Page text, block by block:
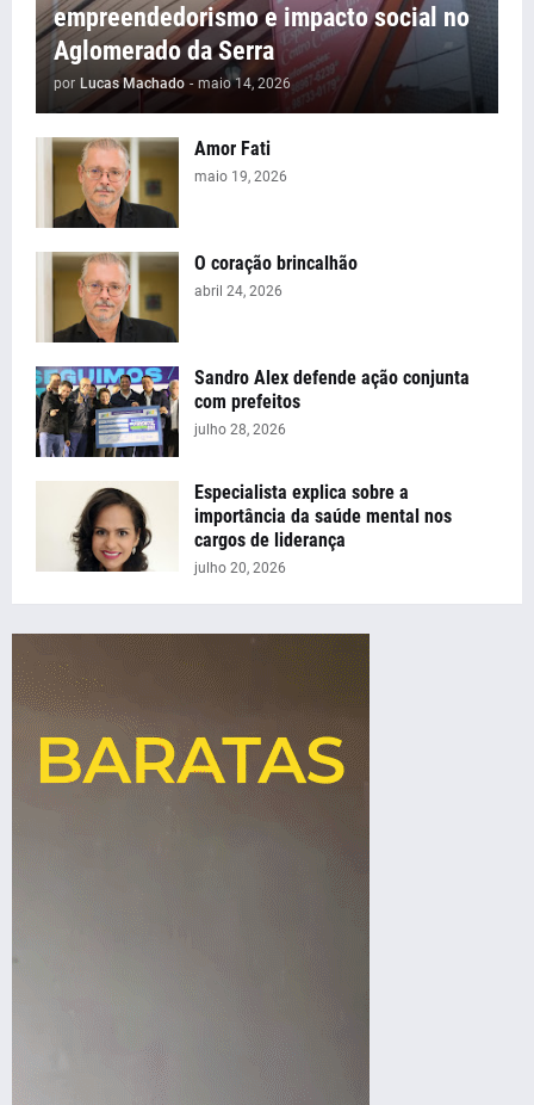
empreendedorismo e impacto social no
Aglomerado da Serra
por Lucas Machado - maio 14, 2026
Amor Fati
maio 19, 2026
O coração brincalhão
abril 24, 2026
Sandro Alex defende ação conjunta
com prefeitos
julho 28, 2026
Especialista explica sobre a
importância da saúde mental nos
cargos de liderança
julho 20, 2026